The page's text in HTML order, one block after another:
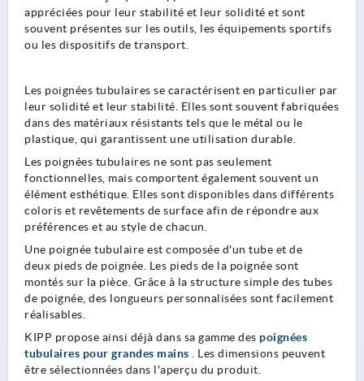
appréciées pour leur stabilité et leur solidité et sont
souvent présentes sur les outils, les équipements sportifs
ou les dispositifs de transport.
Les poignées tubulaires se caractérisent en particulier par
leur solidité et leur stabilité. Elles sont souvent fabriquées
dans des matériaux résistants tels que le métal ou le
plastique, qui garantissent une utilisation durable.
Les poignées tubulaires ne sont pas seulement
fonctionnelles, mais comportent également souvent un
élément esthétique. Elles sont disponibles dans différents
coloris et revêtements de surface afin de répondre aux
préférences et au style de chacun.
Une poignée tubulaire est composée d'un tube et de
deux pieds de poignée. Les pieds de la poignée sont
montés sur la pièce. Grâce à la structure simple des tubes
de poignée, des longueurs personnalisées sont facilement
réalisables.
KIPP propose ainsi déjà dans sa gamme des poignées
tubulaires pour grandes mains . Les dimensions peuvent
être sélectionnées dans l'aperçu du produit.